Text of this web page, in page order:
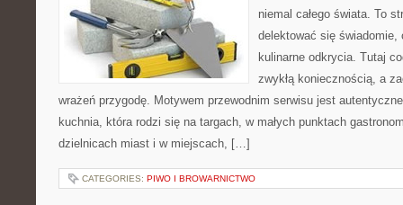
niemal całego świata. To
delektować się
kulinarne odkrycia. Tutaj
zwykłą koniecznością, a
wrażeń przygodę. Motywem przewodnim serwisu jest
kuchnia, która rodzi się na targach, w małych punktach
dzielnicach miast i w miejscach, […]
CATEGORIES: PIWO I BROWARNICTWO